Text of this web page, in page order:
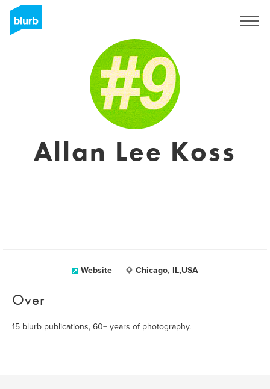
Allan Lee Koss
Website Chicago, IL,USA
Over
15 blurb publications, 60+ years of photography.